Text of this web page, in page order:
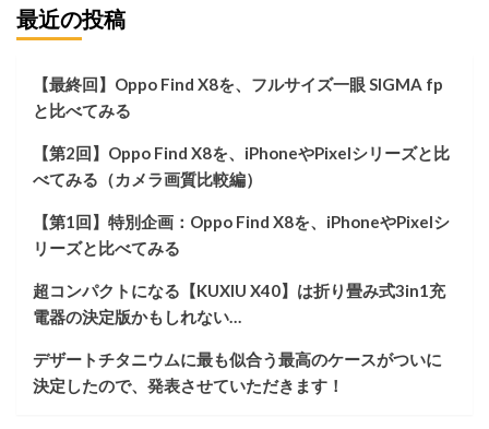
用
バ
ド
A02
と
正
の
ポ
ー
ツ
バ
ン
ド
比
較
最近の投稿
【最終回】Oppo Find X8を、フルサイズ一眼 SIGMA fp
と比べてみる
【第2回】Oppo Find X8を、iPhoneやPixelシリーズと比
べてみる（カメラ画質比較編）
【第1回】特別企画：Oppo Find X8を、iPhoneやPixelシ
リーズと比べてみる
超コンパクトになる【KUXIU X40】は折り畳み式3in1充
電器の決定版かもしれない…
デザートチタニウムに最も似合う最高のケースがついに
決定したので、発表させていただきます！